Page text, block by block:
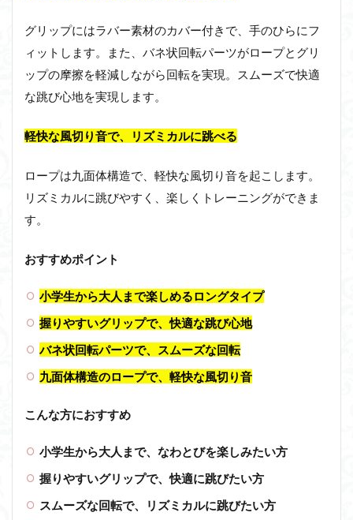
グリップにはラバー素材のカバー付きで、手のひらにフ
ィットします。また、バネ状回転パーツがロープとグリ
ップの摩擦を軽減しながら回転を実現。スムーズで快適
な跳び心地を実現します。
軽快な風切り音で、リズミカルに跳べる
ロープは九面体構造で、軽快な風切り音を起こします。
リズミカルに跳びやすく、楽しくトレーニングができま
す。
おすすめポイント
小学生から大人まで楽しめるロングタイプ
握りやすいグリップで、快適な跳び心地
バネ状回転パーツで、スムーズな回転
九面体構造のロープで、軽快な風切り音
こんな方におすすめ
小学生から大人まで、なわとびを楽しみたい方
握りやすいグリップで、快適に跳びたい方
スムーズな回転で、リズミカルに跳びたい方